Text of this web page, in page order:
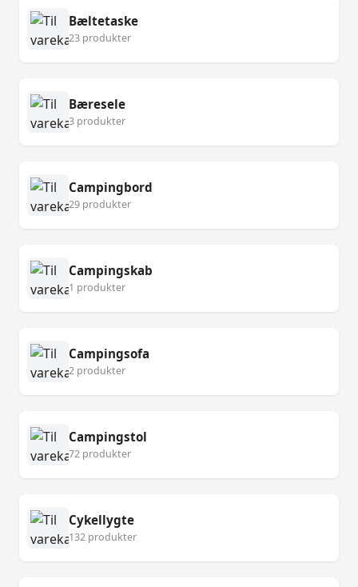
Bæltetaske
23 produkter
Bæresele
3 produkter
Campingbord
29 produkter
Campingskab
1 produkter
Campingsofa
2 produkter
Campingstol
72 produkter
Cykellygte
132 produkter